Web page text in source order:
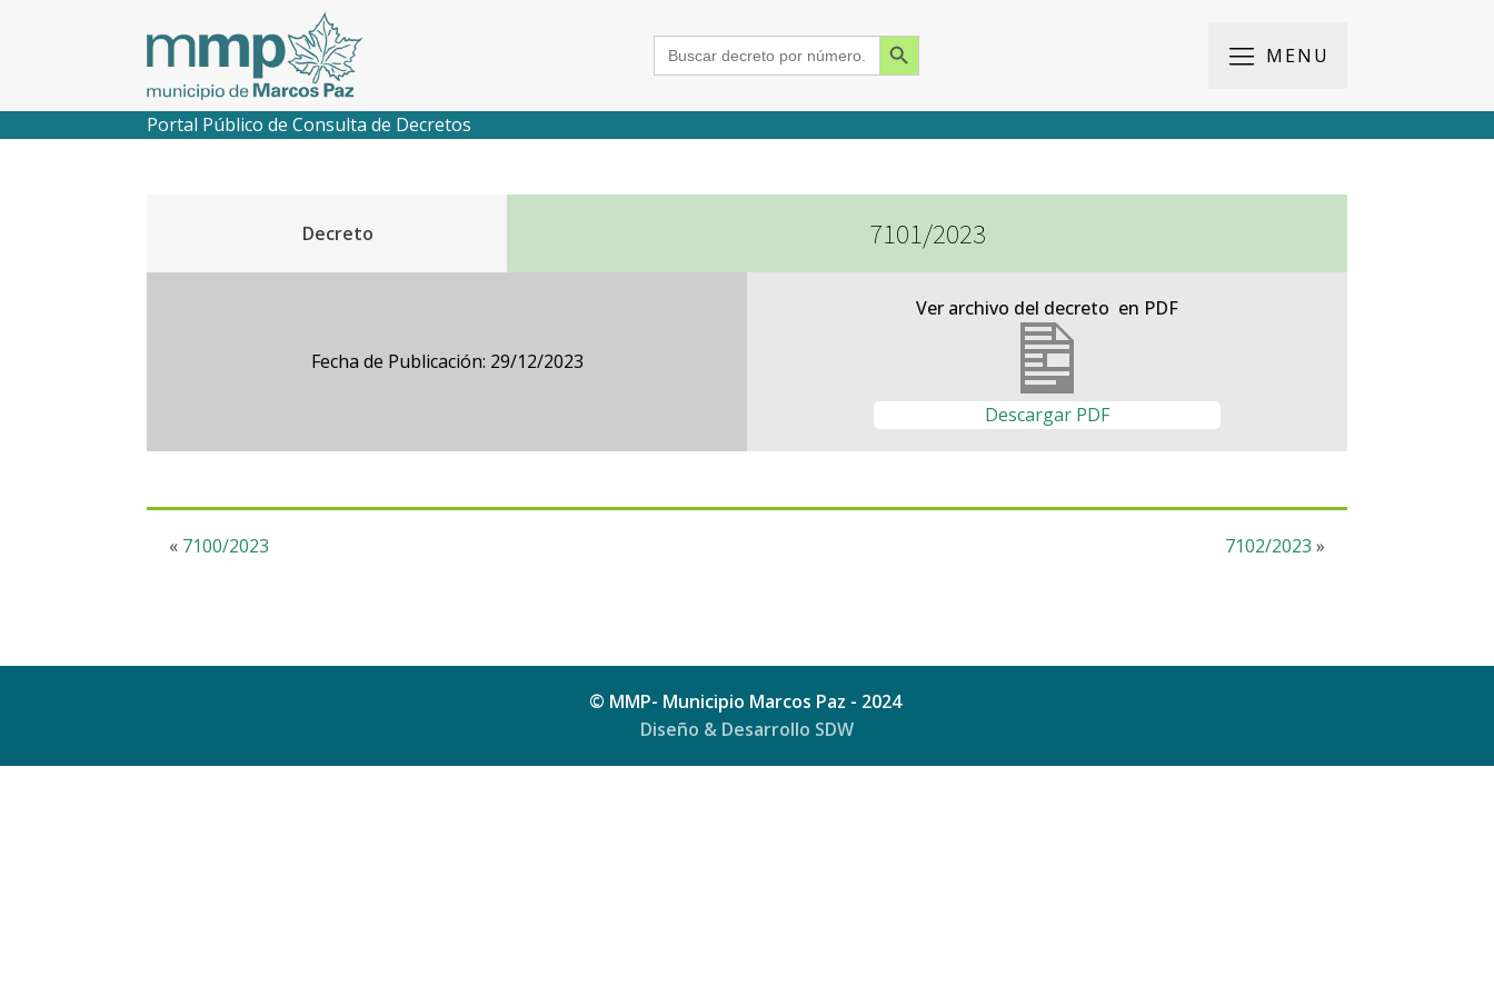
Search
for:
Search Button
MENU
2018
2017
2016
2015
Portal Público de Consulta de Decretos
Decreto 7101/2023
Fecha de Publicación: 29/12/2023
Ver archivo del decreto en PDF
Descargar PDF
« 7100/2023 7102/2023 »
© MMP- Municipio Marcos Paz - 2024
Diseño & Desarrollo SDW